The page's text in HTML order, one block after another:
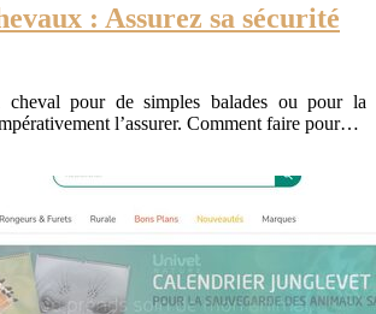
: Assurez sa sécurité
pour de simples balades ou pour la
l’assurer. Comment faire pour…